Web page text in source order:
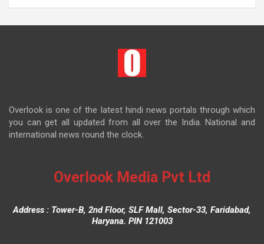
Overlook is one of the latest hindi news portals through which
you can get all updated from all over the India. National and
international news round the clock.
Overlook Media Pvt Ltd
Address : Tower-B, 2nd Floor, SLF Mall, Sector-33, Faridabad,
Haryana. PIN 121003